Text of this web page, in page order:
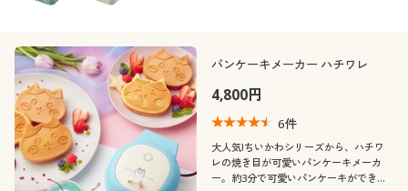
パンケーキメーカー ハチワレ
4,800円
6件
大人気!ちいかわシリーズから、ハチワ
レの焼き目が可愛いパンケーキメーカ
ー。約3分で可愛いパンケーキができち